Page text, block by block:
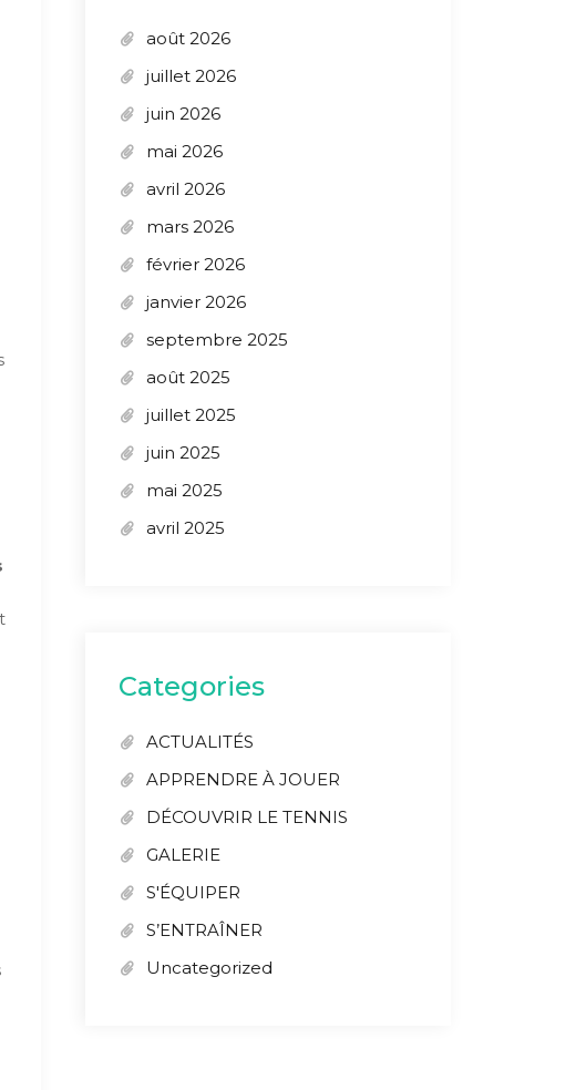
août 2026
juillet 2026
juin 2026
mai 2026
avril 2026
mars 2026
février 2026
janvier 2026
septembre 2025
août 2025
juillet 2025
juin 2025
mai 2025
avril 2025
Categories
ACTUALITÉS
APPRENDRE À JOUER
DÉCOUVRIR LE TENNIS
GALERIE
S'ÉQUIPER
S’ENTRAÎNER
Uncategorized